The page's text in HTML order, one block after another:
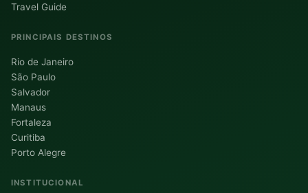
Travel Guide
PRINCIPAIS DESTINOS
Rio de Janeiro
São Paulo
Salvador
Manaus
Fortaleza
Curitiba
Porto Alegre
INSTITUCIONAL